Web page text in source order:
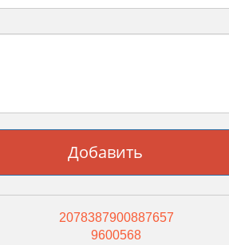
Добавить
2078387900887657
9600568